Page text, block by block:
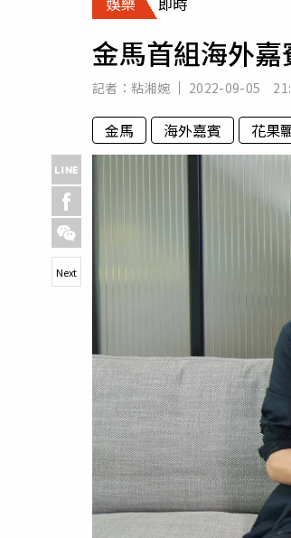
金馬首組海外
記者： 粘湘婉 2022-09-05
金馬 海外嘉賓 花果
Next